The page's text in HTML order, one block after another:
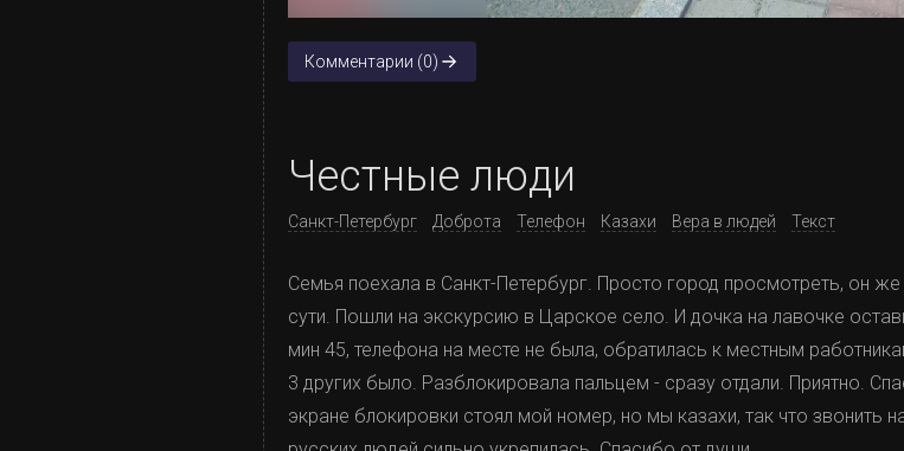
Комментарии (0)
Честные люди
Санкт-Петербург Доброта Телефон Казахи Вера в людей Текст
Семья поехала в Санкт-Петербург. Просто город просмотреть, он
сути. Пошли на экскурсию в Царское село. И дочка на лавочке
мин 45, телефона на месте не была, обратилась к местным
3 других было. Разблокировала пальцем - сразу отдали. Приятно.
экране блокировки стоял мой номер, но мы казахи, так что